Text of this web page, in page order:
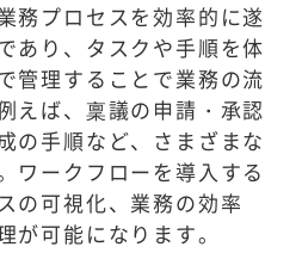
務プロセスを効率的に遂
あり、タスクや手順を体
管理することで業務の流
えば、稟議の申請・承認
の手順など、さまざまな
ワークフローを導入する
の可視化、業務の効率
が可能になります。